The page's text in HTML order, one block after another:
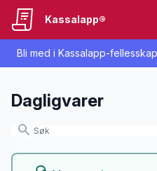
Bli med i Kassalapp-
Kassalapp®
Dagligvarer